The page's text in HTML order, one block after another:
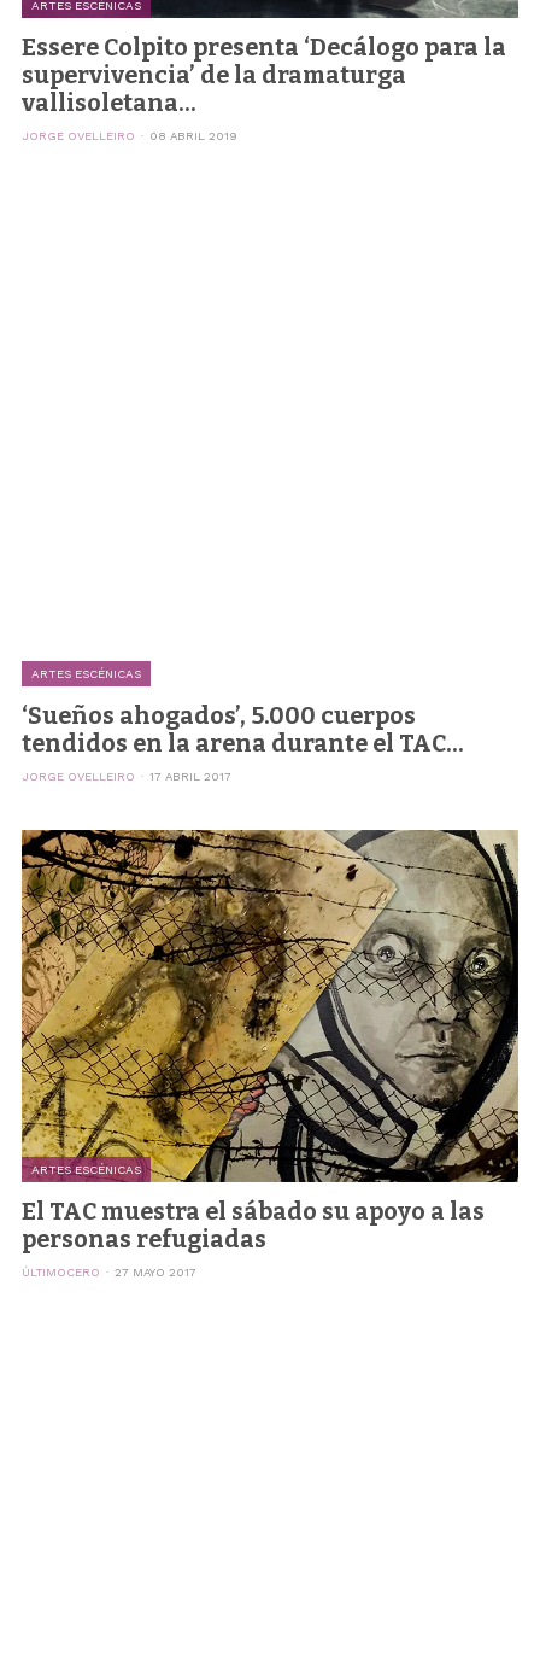
ARTES ESCÉNICAS
Essere Colpito presenta ‘Decálogo para la
supervivencia’ de la dramaturga
vallisoletana...
JORGE OVELLEIRO 08 ABRIL 2019
ARTES ESCÉNICAS
‘Sueños ahogados’, 5.000 cuerpos
tendidos en la arena durante el TAC...
JORGE OVELLEIRO 17 ABRIL 2017
ARTES ESCÉNICAS
El TAC muestra el sábado su apoyo a las
personas refugiadas
ÚLTIMOCERO 27 MAYO 2017